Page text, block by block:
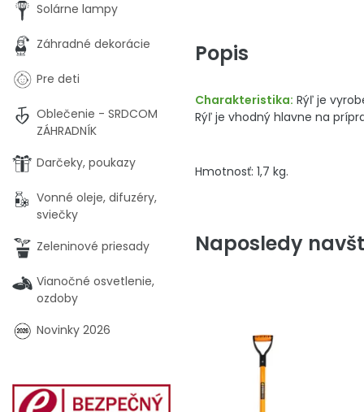
Popis
Charakteristika: Rýľ je
Rýľ je vhodný hlavne na
Hmotnosť: 1,7 kg.
Naposledy
Solárne lampy
Záhradné dekorácie
Pre deti
Oblečenie - SRDCOM
ZÁHRADNÍK
Darčeky, poukazy
Vonné oleje, difuzéry,
sviečky
Zeleninové priesady
Vianočné osvetlenie,
ozdoby
Novinky 2026